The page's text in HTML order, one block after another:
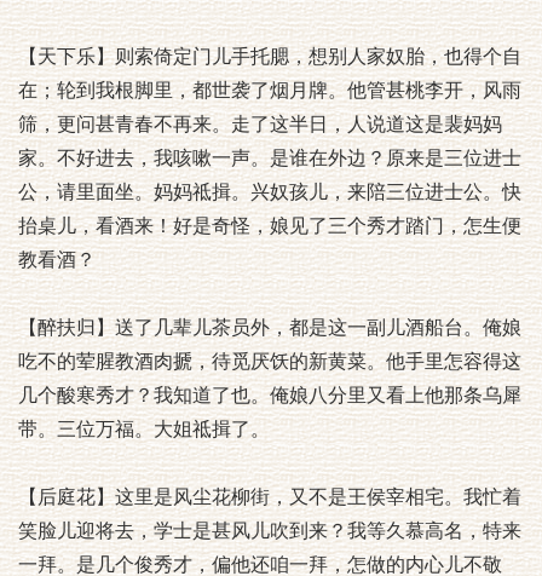
【天下乐】则索倚定门儿手托腮，想别人家奴胎，也得个自
在；轮到我根脚里，都世袭了烟月牌。他管甚桃李开，风雨
筛，更问甚青春不再来。走了这半日，人说道这是裴妈妈
家。不好进去，我咳嗽一声。是谁在外边？原来是三位进士
公，请里面坐。妈妈祗揖。兴奴孩儿，来陪三位进士公。快
抬桌儿，看酒来！好是奇怪，娘见了三个秀才踏门，怎生便
教看酒？
【醉扶归】送了几辈儿茶员外，都是这一副儿酒船台。俺娘
吃不的荤腥教酒肉搋，待觅厌饫的新黄菜。他手里怎容得这
几个酸寒秀才？我知道了也。俺娘八分里又看上他那条乌犀
带。三位万福。大姐祗揖了。
【后庭花】这里是风尘花柳街，又不是王侯宰相宅。我忙着
笑脸儿迎将去，学士是甚风儿吹到来？我等久慕高名，特来
一拜。是几个俊秀才，偏他还咱一拜，怎做的内心儿不敬